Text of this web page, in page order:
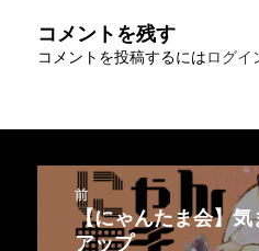
コメントを残す
コメントを投稿するにはログイ
投
稿
ナ
前
前
の
【にゃんたま会】
アップ